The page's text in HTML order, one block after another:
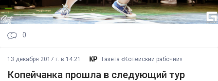
0
13 декабря 2017 г. в 14:21 Газета «Копейский рабочий»
Копейчанка прошла в следующий тур